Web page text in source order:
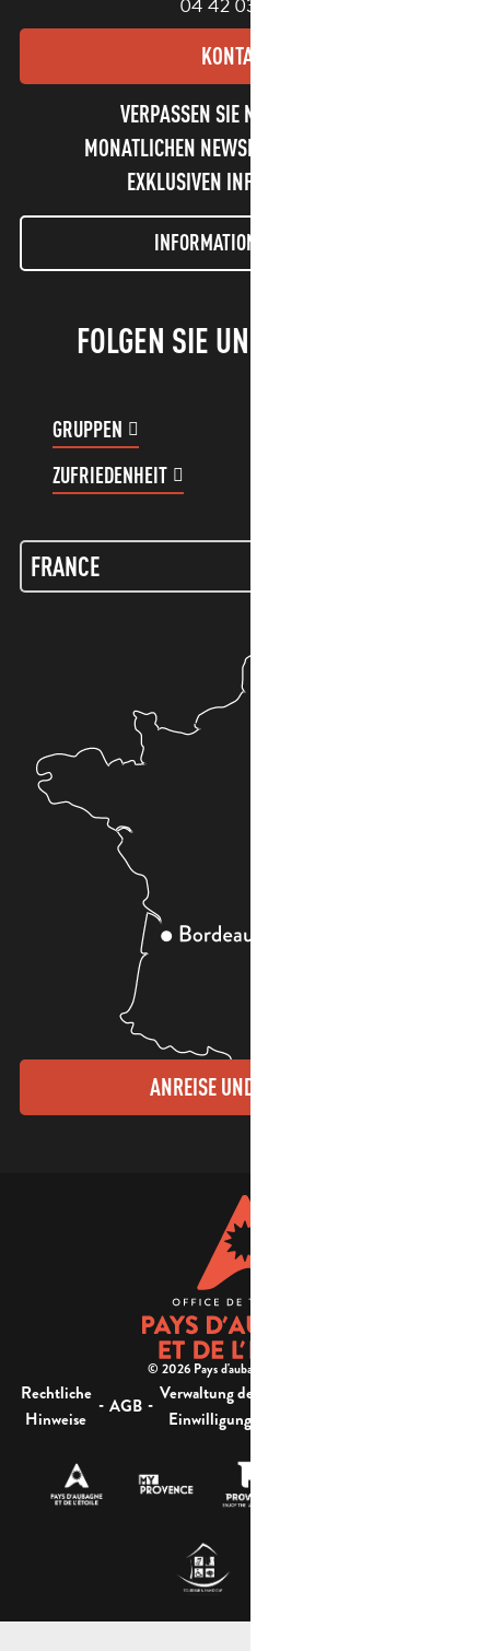
KONTAKT
VERPASSEN SIE NICHT UNSEREN
MONATLICHEN NEWSLETTER UND UNSERE
EXKLUSIVEN INFORMATIONEN!
INFORMATIONEN LETTER
FOLGEN SIE UNS!
GRUPPEN
ZUFRIEDENHEIT
ANREISE UND KONTAKTE
© 2026 Pays d'aubagne et de l'étoile -
Rechtliche
Hinweise
- AGB - Verwaltung der
Einwilligung